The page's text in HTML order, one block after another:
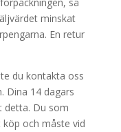
minskat
En retur
du kontakta oss
Dina 14 dagars
detta. Du som
och måste vid